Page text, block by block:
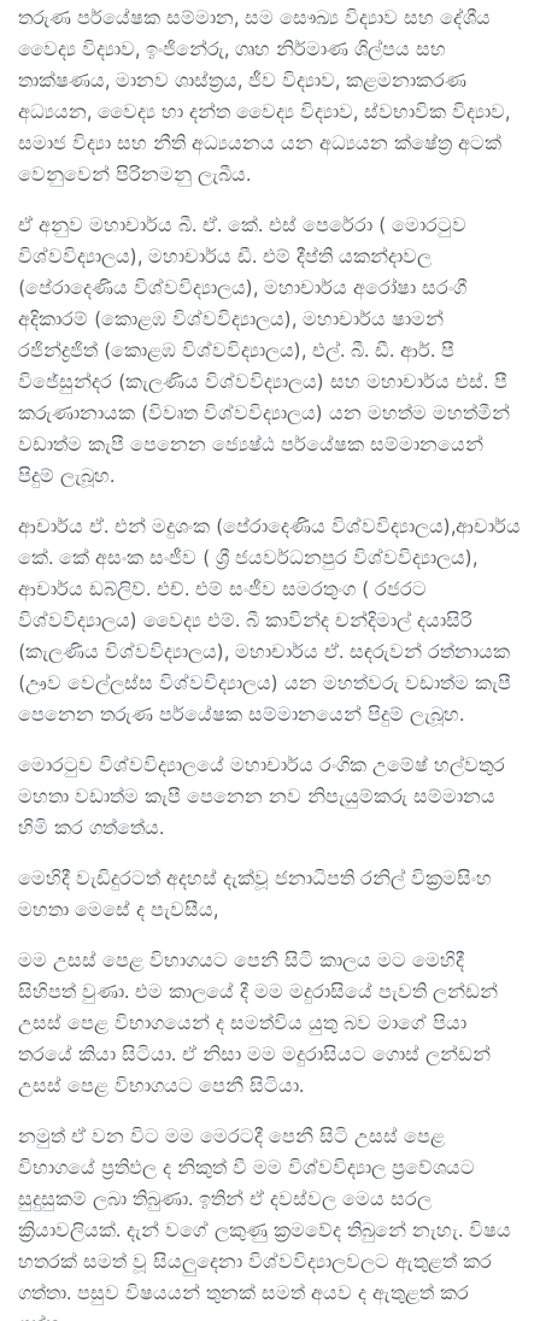
තරුණ පර්යේෂක සම්මාන, සම සෞඛ්‍ය විද්‍යාව සහ දේශීය
වෛද්‍ය විද්‍යාව, ඉංජිනේරු, ගෘහ නිර්මාණ ශිල්පය සහ
තාක්ෂණය, මානව ශාස්ත්‍රය, ජීව විද්‍යාව, කළමනාකරණ
අධ්‍යයන, වෛද්‍ය හා දන්ත වෛද්‍ය විද්‍යාව, ස්වභාවික විද්‍යාව,
සමාජ විද්‍යා සහ නීති අධ්‍යයනය යන අධ්‍යයන ක්ෂේත්‍ර අටක්
වෙනුවෙන් පිරිනමනු ලැබීය.
ඒ අනුව මහාචාර්ය බී. ඒ. කේ. එස් පෙරේරා ( මොරටුව
විශ්වවිද්‍යාලය), මහාචාර්ය ඩී. එම් දීප්ති යකන්දාවල
(පේරාදෙණිය විශ්වවිද්‍යාලය), මහාචාර්ය අරෝෂා සරංගී
අදිකාරම් (කොළඹ විශ්වවිද්‍යාලය), මහාචාර්ය ෂාමන්
රජින්ද්‍රජිත් (කොළඹ විශ්වවිද්‍යාලය), එල්. බී. ඩී. ආර්. පී
විජේසුන්දර (කැලණිය විශ්වවිද්‍යාලය) සහ මහාචාර්ය එස්. පී
කරුණානායක (විවෘත විශ්වවිද්‍යාලය) යන මහත්ම මහත්මීන්
වඩාත්ම කැපී පෙනෙන ජ්‍යෙෂ්ඨ පර්යේෂක සම්මානයෙන්
පිදුම් ලැබූහ.
ආචාර්ය ඒ. එන් මදුශංක (පේරාදෙණිය විශ්වවිද්‍යාලය),ආචාර්ය
කේ. කේ අසංක සංජීව ( ශ්‍රී ජයවර්ධනපුර විශ්වවිද්‍යාලය),
ආචාර්ය ඩබ්ලිව්. එච්. එම් සංජීව සමරතුංග ( රජරට
විශ්වවිද්‍යාලය) වෛද්‍ය එම්. බී කාවින්ද චන්දිමාල් දයාසිරි
(කැලණිය විශ්වවිද්‍යාලය), මහාචාර්ය ඒ. සඳරුවන් රත්නායක
(ඌව වෙල්ලස්ස විශ්වවිද්‍යාලය) යන මහත්වරු වඩාත්ම කැපී
පෙනෙන තරුණ පර්යේෂක සම්මානයෙන් පිදුම් ලැබූහ.
මොරටුව විශ්වවිද්‍යාලයේ මහාචාර්ය රංගික උමේෂ් හල්වතුර
මහතා වඩාත්ම කැපී පෙනෙන නව නිපැයුම්කරු සම්මානය
හිමි කර ගත්තේය.
මෙහිදී වැඩිදුරටත් අදහස් දැක්වූ ජනාධිපති රනිල් වික්‍රමසිංහ
මහතා මෙසේ ද පැවසීය,
මම උසස් පෙළ විභාගයට පෙනී සිටි කාලය මට මෙහිදී
සිහිපත් වුණා. එම කාලයේ දී මම මදුරාසියේ පැවති ලන්ඩන්
උසස් පෙළ විභාගයෙන් ද සමත්විය යුතු බව මාගේ පියා
තරයේ කියා සිටියා. ඒ නිසා මම මදුරාසියට ගොස් ලන්ඩන්
උසස් පෙළ විභාගයට පෙනී සිටියා.
නමුත් ඒ වන විට මම මෙරටදී පෙනී සිටි උසස් පෙළ
විභාගයේ ප්‍රතිඵල ද නිකුත් වී මම විශ්වවිද්‍යාල ප්‍රවේශයට
සුදුසුකම් ලබා තිබුණා. ඉතින් ඒ දවස්වල මෙය සරල
ක්‍රියාවලියක්. දැන් වගේ ලකුණු ක්‍රමවේද තිබුනේ නැහැ. විෂය
හතරක් සමත් වූ සියලුදෙනා විශ්වවිද්‍යාලවලට ඇතුළත් කර
ගත්තා. පසුව විෂයයන් තුනක් සමත් අයව ද ඇතුළත් කර